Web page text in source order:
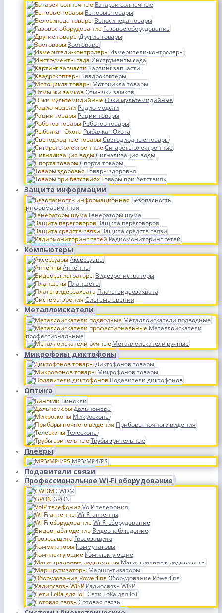
Батареи солнечные
Бытовые товары
Велосипеда товары
Газовое оборудование
Другие товары
Зоотовары
Измерители-контролеры
Инструменты сада
Картинг запчасти
Квадрокоптеры
Мотоцикла товары
Отмычки замков
Очки мультемидийные
Радио модели
Рации товары
Роботов товары
Рыбалка - Охота
Светодиодные товары
Сигареты электронные
Сигнализация воды
Спорта товары
Товары здоровья
Товары при бетствиях
Защита информации
Безопасность
информационная
Генераторы шума
Защита переговоров
Защита средств связи
Радиомониторинг сетей
Компьютеры
Аксессуары
Антенны
Видеорегистраторы
Планшеты
Платы видеозахвата
Системы зрения
Металлоискатели
Металлоискатели подводные
Металлоискатели
профессиональные
Металлоискатели ручные
Микрофоны диктофоны
Диктофонов товары
Микрофонов товары
Подавители диктофонов
Оптика
Бинокли
Дальномеры
Микроскопы
Приборы ночного видения
Телескопы
Трубы зрительные
Плееры
MP3/MP4/PS
Подавители связи
Профессиональное Wi-Fi оборудование
CWDM
GPON
VoIP телефония
Wi-Fi антенны
Wi-Fi оборудование
Видеонаблюдение
Грозозащита
Коммутаторы
Комплектующие
Магистральные радиомосты
Маршрутизаторы
Оборудование Powerline
Радиосвязь WISP
Сети LoRa для IoT
Сотовая связь